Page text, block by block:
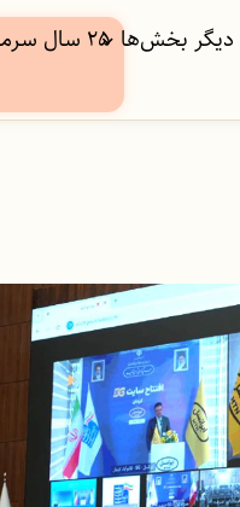
دیگر بخش‌ها ۲۵ سال سرمایه‌گذاری